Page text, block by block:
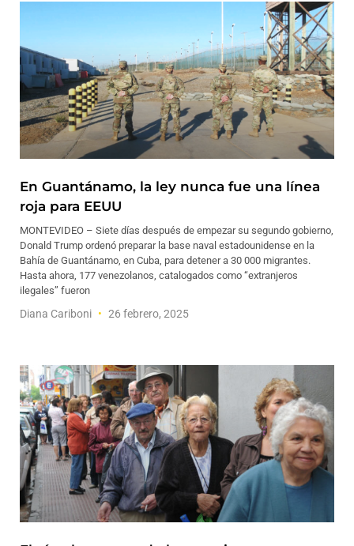
En Guantánamo, la ley nunca fue una línea
roja para EEUU
MONTEVIDEO – Siete días después de empezar su segundo gobierno,
Donald Trump ordenó preparar la base naval estadounidense en la
Bahía de Guantánamo, en Cuba, para detener a 30 000 migrantes.
Hasta ahora, 177 venezolanos, catalogados como “extranjeros
ilegales” fueron
Diana Cariboni 26 febrero, 2025